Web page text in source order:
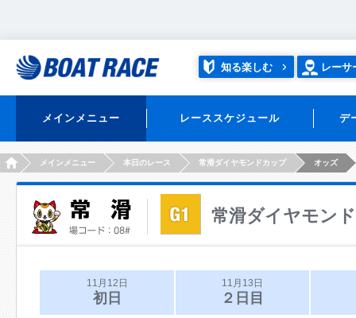
知る楽しむ レーサ
メインメニュー レーススケジュール デ
HOMEメインメニュー 本日のレース 常滑ダイヤモンドカップ オッズ
常滑ダイヤモン
11月12日
初日
11月13日
２日目